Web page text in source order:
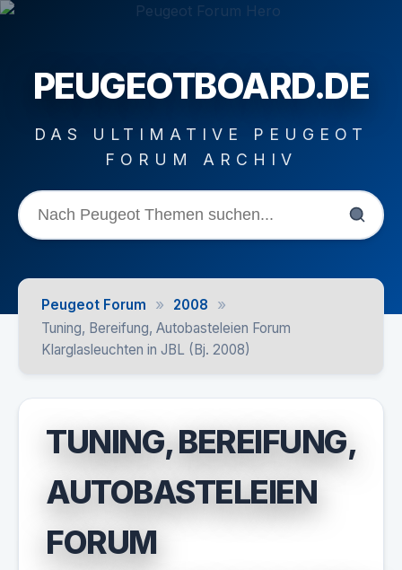
PEUGEOTBOARD.DE
DAS ULTIMATIVE PEUGEOT
FORUM ARCHIV
Peugeot Forum » 2008 »
Tuning, Bereifung, Autobasteleien Forum
Klarglasleuchten in JBL (Bj. 2008)
TUNING, BEREIFUNG,
AUTOBASTELEIEN
FORUM